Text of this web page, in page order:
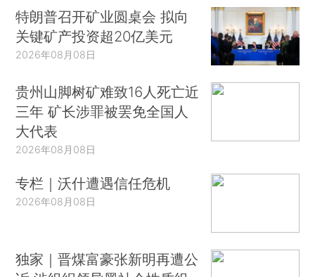
特朗普召开矿业圆桌会 拟向
关键矿产投资超20亿美元
2026年08月08日
贵州山脚树矿难致16人死亡近
三年 矿长涉罪被罢免全国人
大代表
2026年08月08日
专栏｜沃什遭遇信任危机
2026年08月08日
独家｜晋煤富豪张新明再遭公